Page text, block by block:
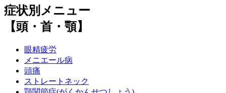
症状別メニュー
【頭・首・顎】
眼精疲労
メニエール病
頭痛
ストレートネック